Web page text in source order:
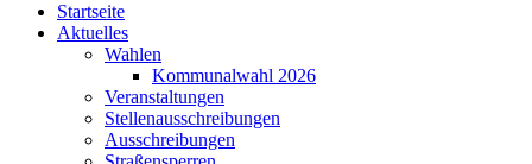
Startseite
Aktuelles
Wahlen
Kommunalwahl 2026
Veranstaltungen
Stellenausschreibungen
Ausschreibungen